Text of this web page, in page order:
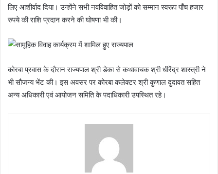
लिए आशीर्वाद दिया। उन्होंने सभी नवविवाहित जोड़ों को सम्मान स्वरूप पाँच हजार
रुपये की राशि प्रदान करने की घोषणा भी की।
कोरबा प्रवास के दौरान राज्यपाल श्री डेका से कथावाचक श्री धीरेंद्र शास्त्री ने
भी सौजन्य भेंट की। इस अवसर पर कोरबा कलेक्टर श्री कुणाल दुदावत सहित
अन्य अधिकारी एवं आयोजन समिति के पदाधिकारी उपस्थित रहे।